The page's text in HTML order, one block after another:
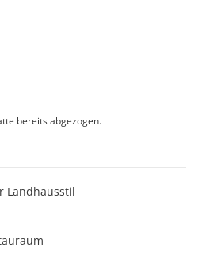
bereits abgezogen.
Landhausstil